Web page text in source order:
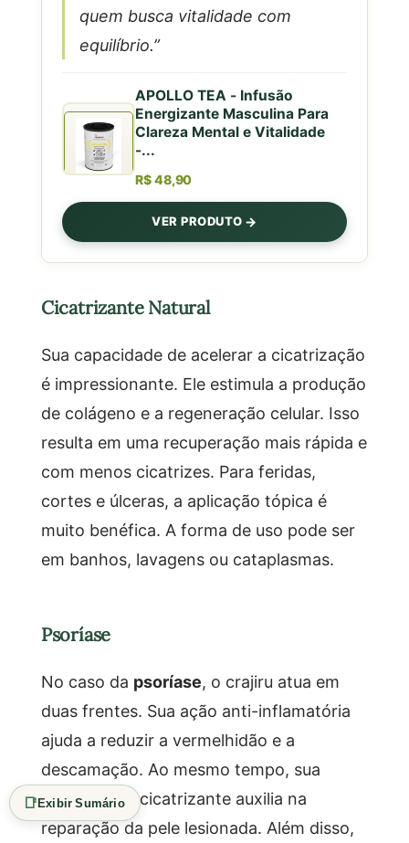
quem busca vitalidade com
equilíbrio.”
APOLLO TEA - Infusão
Energizante Masculina Para
Clareza Mental e Vitalidade
-...
R$ 48,90
VER PRODUTO
Cicatrizante Natural
Sua capacidade de acelerar a cicatrização
é impressionante. Ele estimula a produção
de colágeno e a regeneração celular. Isso
resulta em uma recuperação mais rápida e
com menos cicatrizes. Para feridas,
cortes e úlceras, a aplicação tópica é
muito benéfica. A forma de uso pode ser
em banhos, lavagens ou cataplasmas.
Psoríase
No caso da psoríase, o crajiru atua em
duas frentes. Sua ação anti-inflamatória
ajuda a reduzir a vermelhidão e a
descamação. Ao mesmo tempo, sua
propriedade cicatrizante auxilia na
reparação da pele lesionada. Além disso,
📑Exibir Sumário